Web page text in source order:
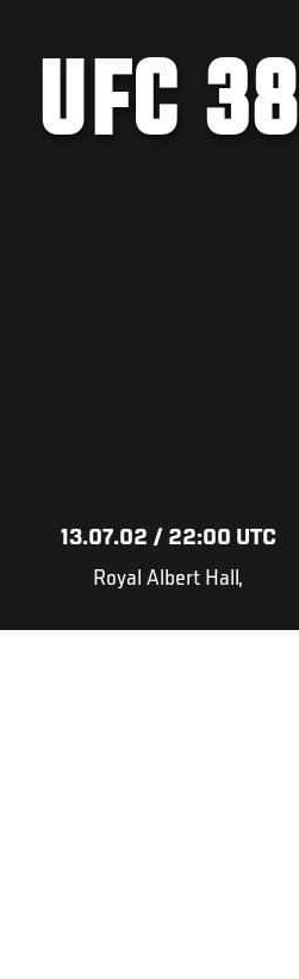
UFC 38
13.07.02 / 22:00 UTC
Royal Albert Hall,